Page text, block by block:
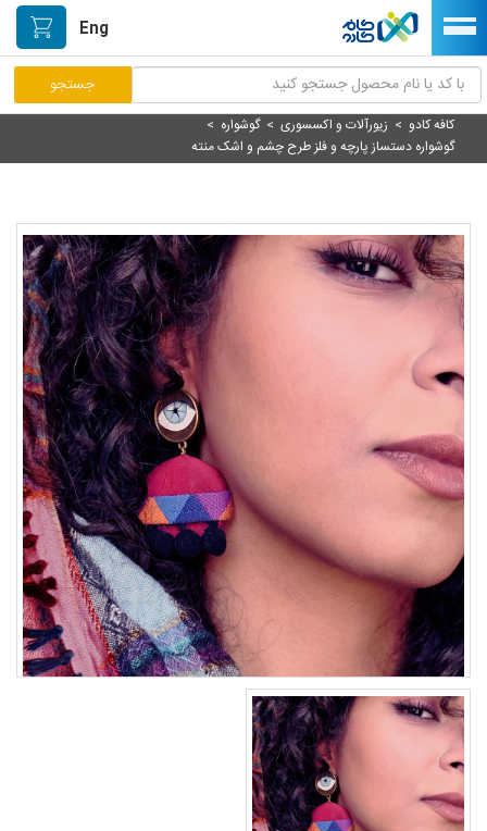
Eng
مرکز پاسخگویی مشتریان
نصب اپلیکیشن اندرویدی
صفحه اصلی
پیگیری سفارشات
دسته بندی محصولات
حمایت از تولیدکنندگان
مجله
محصولات تازه رسیده
ورود به پنل تامین کنندگان
ورود به پنل همکاران فروش
سوالات متداول
درباره ما
کافه کادو > زیورآلات و اکسسوری >گوشواره >
گوشواره دستساز پارچه و فلز طرح چشم و اشک منته